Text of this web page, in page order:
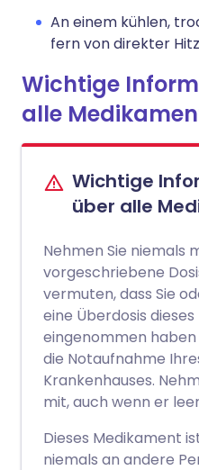
An einem kühlen,
fern von direkter
Wichtige
alle
Wichtige
über alle
Nehmen Sie niemals
vorgeschriebene
vermuten, dass Sie
eine Überdosis
eingenommen haben
die Notaufnahme
Krankenhauses.
mit, auch wenn er
Dieses Medikament
niemals an andere